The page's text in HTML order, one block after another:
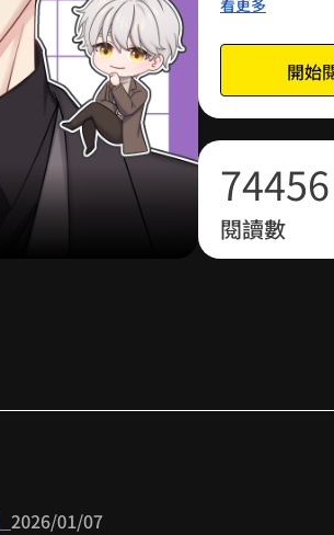
這八點檔BL
的Happy
面去！？
「這地方待不
破！？「我
縱有保鑣武
晴翔對他的關
看更多
開始
5
6
7
8
2
3
4
5
8
2
3
4
5
8
3
4
5
9
4
5
6
閱讀數
2026/01/07